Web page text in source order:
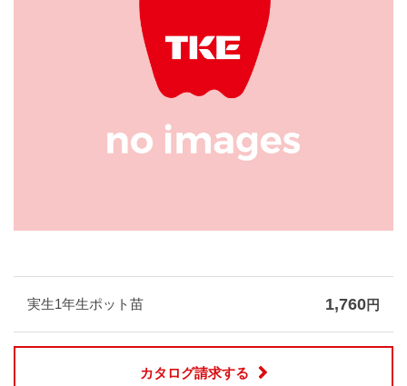
実生1年生ポット苗 1,760円
カタログ請求する